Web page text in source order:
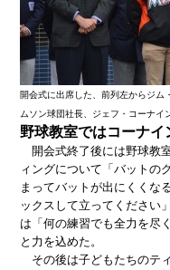
開会式に出席した、前列左からジム
ムソン球団社長、ジェフ・コーナイ
野球教室ではコーナイ
開会式終了後には野球教
ィングについて「バットの
まってバットが出にくくな
ックスして立ってください
は「何の練習でも全力を尽
と力を込めた。
その後は子どもたちのテ